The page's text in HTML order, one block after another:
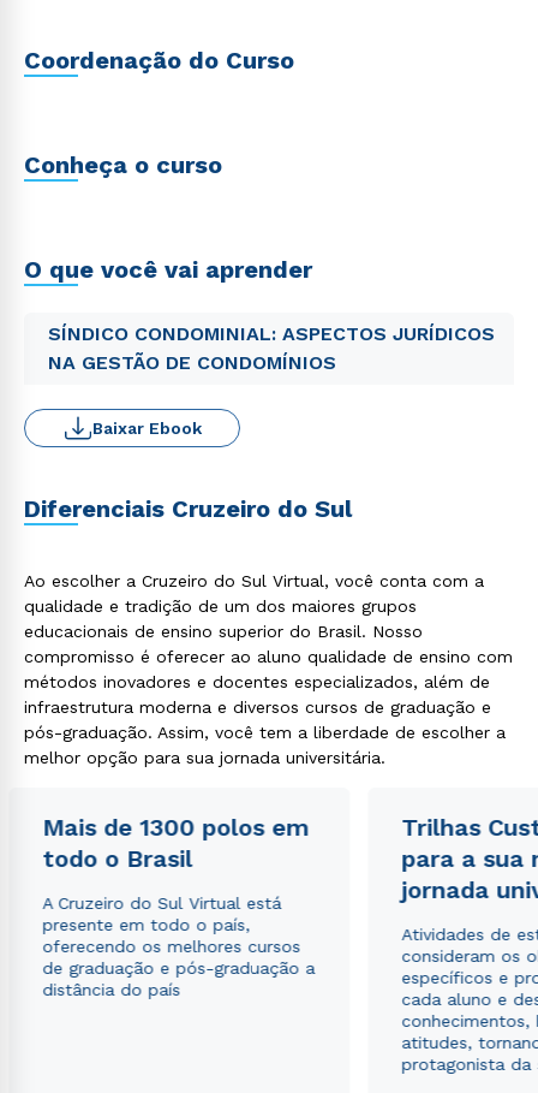
Coordenação do Curso
Conheça o curso
O que você vai aprender
SÍNDICO CONDOMINIAL: ASPECTOS JURÍDICOS
NA GESTÃO DE CONDOMÍNIOS
Baixar Ebook
Diferenciais Cruzeiro do Sul
Ao escolher a Cruzeiro do Sul Virtual, você conta com a
qualidade e tradição de um dos maiores grupos
educacionais de ensino superior do Brasil. Nosso
compromisso é oferecer ao aluno qualidade de ensino com
métodos inovadores e docentes especializados, além de
infraestrutura moderna e diversos cursos de graduação e
pós-graduação. Assim, você tem a liberdade de escolher a
melhor opção para sua jornada universitária.
Mais de 1300 polos em
todo o Brasil
A Cruzeiro do Sul Virtual está
presente em todo o país,
oferecendo os melhores cursos
de graduação e pós-graduação a
distância do país
Trilhas
para a sua
jornada
Atividades de
consideram os
específicos e
cada aluno e
conhecimentos,
atitudes,
protagonista da